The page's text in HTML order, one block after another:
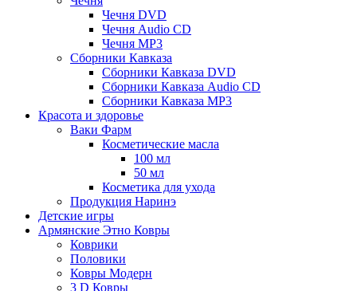
Чечня DVD
Чечня Audio CD
Чечня MP3
Сборники Кавказа
Сборники Кавказа DVD
Сборники Кавказа Audio CD
Сборники Кавказа MP3
Красота и здоровье
Ваки Фарм
Косметические масла
100 мл
50 мл
Косметика для ухода
Продукция Наринэ
Детские игры
Армянские Этно Ковры
Коврики
Половики
Ковры Модерн
3 D Ковры